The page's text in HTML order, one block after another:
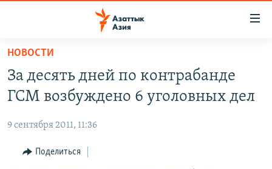
Вернуться
основному
содержанию
навигации
УЗБЕКИСТАН
ТАДЖИКИСТАН
НОВОСТИ
ВОЙНА В УКРАИНЕ
НА ДРУГИХ ЯЗЫКАХ
ҚАЗАҚША
НОВОСТИ
За десять дней по контрабанде
ГСМ возбуждено 6 уголовных дел
9 сентября 2011, 11:36
Поделиться